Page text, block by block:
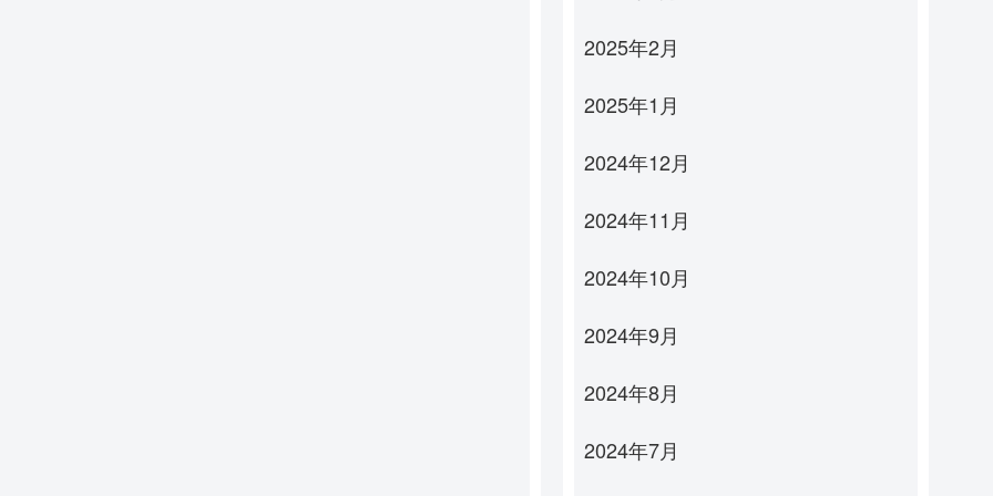
2025年2月
2025年1月
2024年12月
2024年11月
2024年10月
2024年9月
2024年8月
2024年7月